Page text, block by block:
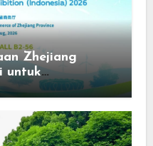
Zhejiang
untuk
Air dan
Indonesia